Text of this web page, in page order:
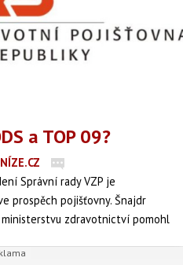
a TOP 09?
Správní rady VZP je
prospěch pojišťovny. Šnajdr
zdravotnictví pomohl
zdravotní pojišťovnu